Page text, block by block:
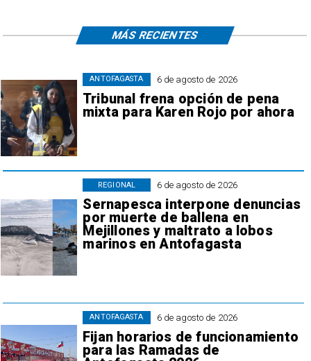
6 de agosto de 2026
Tribunal frena opción de pena
mixta para Karen Rojo por ahora
ANTOFAGASTA
6 de agosto de 2026
Sernapesca interpone denuncias
por muerte de ballena en
Mejillones y maltrato a lobos
marinos en Antofagasta
REGIONAL
6 de agosto de 2026
Fijan horarios de funcionamiento
para las Ramadas de
ANTOFAGASTA
MÁS RECIENTES